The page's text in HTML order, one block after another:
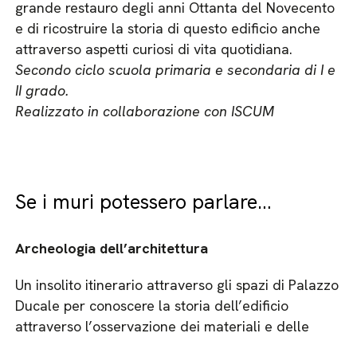
grande restauro degli anni Ottanta del Novecento
e di ricostruire la storia di questo edificio anche
attraverso aspetti curiosi di vita quotidiana.
Secondo ciclo scuola primaria e secondaria di I e
II grado.
Realizzato in collaborazione con ISCUM
Se i muri potessero parlare…
Archeologia dell’architettura
Un insolito itinerario attraverso gli spazi di Palazzo
Ducale per conoscere la storia dell’edificio
attraverso l’osservazione dei materiali e delle